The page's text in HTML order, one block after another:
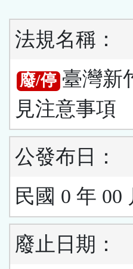
法規名稱：
廢/停 臺灣新
見注意事項
公發布日：
民國 0 年 00
廢止日期：